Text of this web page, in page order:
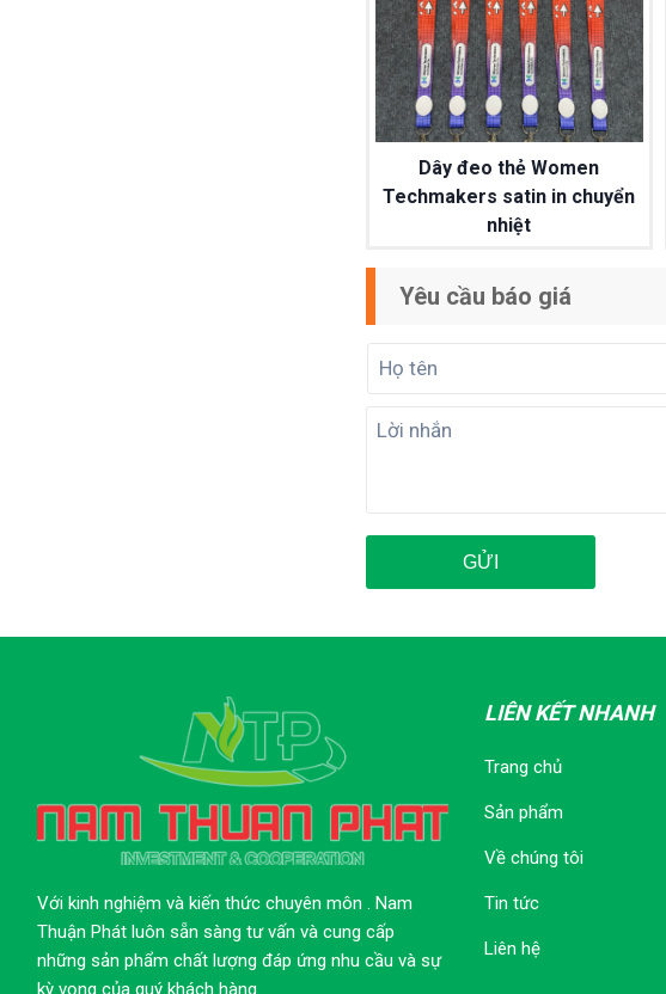
Dây đeo thẻ Women
Techmakers satin in chuyển
nhiệt
Yêu cầu báo giá
Với kinh nghiệm và kiến thức chuyên môn . Nam
Thuận Phát luôn sẵn sàng tư vấn và cung cấp
những sản phẩm chất lượng đáp ứng nhu cầu và sự
kỳ vọng của quý khách hàng.
LIÊN KẾT NHANH
Trang chủ
Sản phẩm
Về chúng tôi
Tin tức
Liên hệ